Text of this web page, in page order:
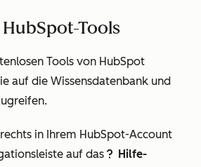
Tools
Tools von HubSpot
auf die Wissensdatenbank und
in Ihrem HubSpot-Account
auf das questioncircleIcon help Hilfe-